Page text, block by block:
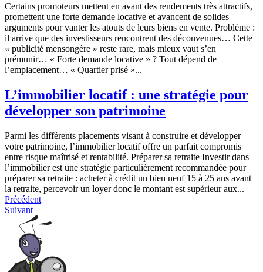
Certains promoteurs mettent en avant des rendements très attractifs,
promettent une forte demande locative et avancent de solides
arguments pour vanter les atouts de leurs biens en vente. Problème :
il arrive que des investisseurs rencontrent des déconvenues… Cette
« publicité mensongère » reste rare, mais mieux vaut s’en
prémunir… « Forte demande locative » ? Tout dépend de
l’emplacement… « Quartier prisé »...
L’immobilier locatif : une stratégie pour
développer son patrimoine
Parmi les différents placements visant à construire et développer
votre patrimoine, l’immobilier locatif offre un parfait compromis
entre risque maîtrisé et rentabilité. Préparer sa retraite Investir dans
l’immobilier est une stratégie particulièrement recommandée pour
préparer sa retraite : acheter à crédit un bien neuf 15 à 25 ans avant
la retraite, percevoir un loyer donc le montant est supérieur aux...
Précédent
Suivant